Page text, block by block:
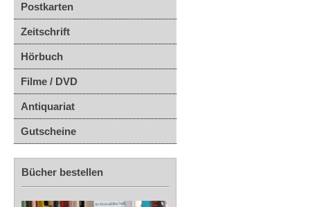
Postkarten
Zeitschrift
Hörbuch
Filme / DVD
Antiquariat
Gutscheine
Bücher bestellen